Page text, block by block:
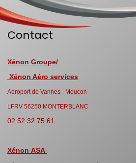
Contact
Xénon Groupe/
Xénon Aéro services
Aéroport de Vannes - Meucon
LFRV 56250 MONTERBLANC
02.52.32.75.61
Xénon ASA